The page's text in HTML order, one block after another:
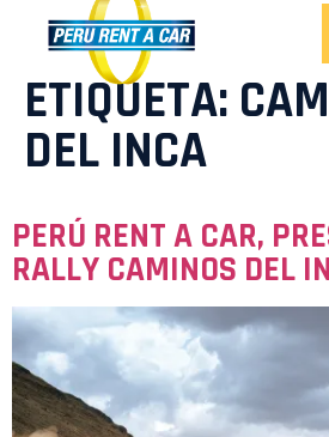
ETIQUETA:
DEL INCA
PERÚ RENT A CAR,
RALLY CAMINOS DEL